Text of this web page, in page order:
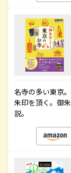
名寺の多い東京
朱印を頂く。御
説。